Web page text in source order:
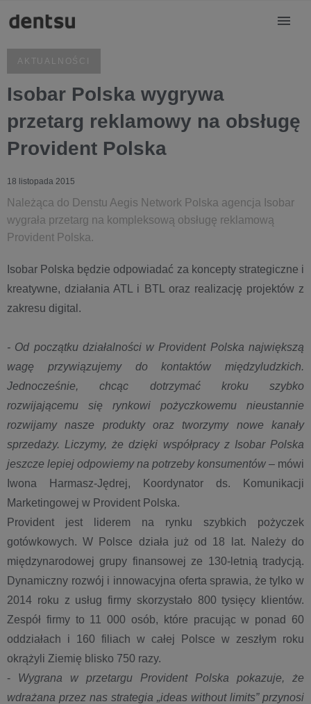
AKTUALNOŚCI
Isobar Polska wygrywa
przetarg reklamowy na obsługę
Provident Polska
18 listopada 2015
Należąca do Denstu Aegis Network Polska agencja Isobar
wygrała przetarg na kompleksową obsługę reklamową
Provident Polska.
Isobar Polska będzie odpowiadać za koncepty strategiczne i
kreatywne, działania ATL i BTL oraz realizację projektów z
zakresu digital.
- Od początku działalności w Provident Polska największą
wagę przywiązujemy do kontaktów międzyludzkich.
Jednocześnie, chcąc dotrzymać kroku szybko
rozwijającemu się rynkowi pożyczkowemu nieustannie
rozwijamy nasze produkty oraz tworzymy nowe kanały
sprzedaży. Liczymy, że dzięki współpracy z Isobar Polska
jeszcze lepiej odpowiemy na potrzeby konsumentów – mówi
Iwona Harmasz-Jędrej, Koordynator ds. Komunikacji
Marketingowej w Provident Polska.
Provident jest liderem na rynku szybkich pożyczek
gotówkowych. W Polsce działa już od 18 lat. Należy do
międzynarodowej grupy finansowej ze 130-letnią tradycją.
Dynamiczny rozwój i innowacyjna oferta sprawia, że tylko w
2014 roku z usług firmy skorzystało 800 tysięcy klientów.
Zespół firmy to 11 000 osób, które pracując w ponad 60
oddziałach i 160 filiach w całej Polsce w zeszłym roku
okrążyli Ziemię blisko 750 razy.
- Wygrana w przetargu Provident Polska pokazuje, że
wdrażana przez nas strategia „ideas without limits” przynosi